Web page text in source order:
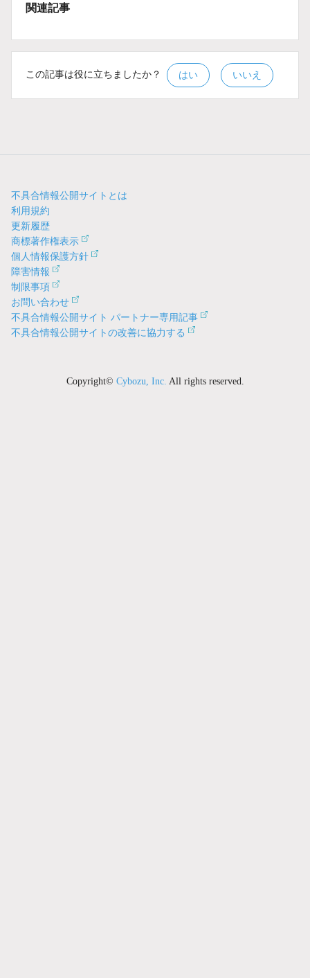
関連記事
この記事は役に立ちましたか？ はい いいえ
不具合情報公開サイトとは
利用規約
更新履歴
商標著作権表示
個人情報保護方針
障害情報
制限事項
お問い合わせ
不具合情報公開サイト パートナー専用記事
不具合情報公開サイトの改善に協力する
Copyright© Cybozu, Inc. All rights reserved.